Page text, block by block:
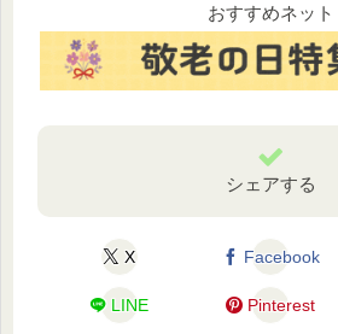
おすすめネット
シェアする
X Facebook
LINE Pinterest